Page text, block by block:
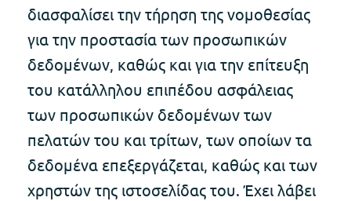
διασφαλίσει την τήρηση της νομοθεσίας
για την προστασία των προσωπικών
δεδομένων, καθώς και για την επίτευξη
του κατάλληλου επιπέδου ασφάλειας
των προσωπικών δεδομένων των
πελατών του και τρίτων, των οποίων τα
δεδομένα επεξεργάζεται, καθώς και των
χρηστών της ιστοσελίδας του. Έχει λάβει